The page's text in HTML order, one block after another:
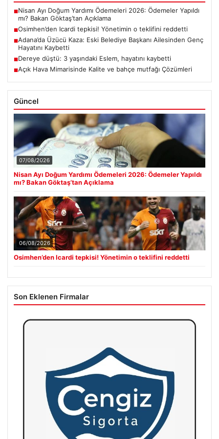
■Nisan Ayı Doğum Yardımı Ödemeleri 2026: Ödemeler Yapıldı
mı? Bakan Göktaş’tan Açıklama
■Osimhen’den Icardi tepkisi! Yönetimin o teklifini reddetti
■Adana’da Üzücü Kaza: Eski Belediye Başkanı Ailesinden Genç
Hayatını Kaybetti
■Dereye düştü: 3 yaşındaki Eslem, hayatını kaybetti
■Açık Hava Mimarisinde Kalite ve bahçe mutfağı Çözümleri
Güncel
07/08/2026
Nisan Ayı Doğum Yardımı Ödemeleri 2026: Ödemeler Yapıldı
mı? Bakan Göktaş’tan Açıklama
06/08/2026
Osimhen’den Icardi tepkisi! Yönetimin o teklifini reddetti
Son Eklenen Firmalar